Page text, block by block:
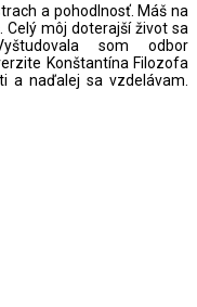
a pohodlnosť. Máš na
Celý môj doterajší život sa
som odbor
Konštantína Filozofa
a naďalej sa vzdelávam.